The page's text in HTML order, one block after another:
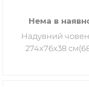
Нема в
Надувний
274х76х38